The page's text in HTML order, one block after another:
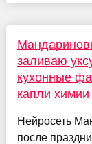
заливаю
кухонные
капли химии
Нейросеть
после